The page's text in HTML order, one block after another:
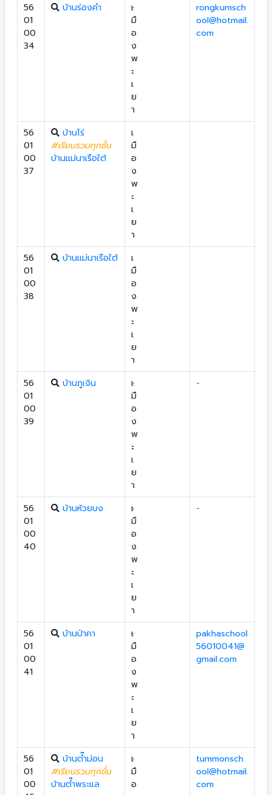
56
01
00
34
บ้านร่องคำ
เ
มื
อ
ง
พ
ะ
เ
ย
า
-
rongkumsch
ool@hotmail.
com
56
01
00
37
บ้านไร่
#เรียนรวมทุกชั้น
บ้านแม่นาเรือใต้
เ
มื
อ
ง
พ
ะ
เ
ย
า
56
01
00
38
บ้านแม่นาเรือใต้
เ
มื
อ
ง
พ
ะ
เ
ย
า
56
01
00
39
บ้านภูเงิน
เ
มื
อ
ง
พ
ะ
เ
ย
า
- -
56
01
00
40
บ้านห้วยบง
เ
มื
อ
ง
พ
ะ
เ
ย
า
- -
56
01
00
41
บ้านป่าคา
เ
มื
อ
ง
พ
ะ
เ
ย
า
-
pakhaschool
56010041@
gmail.com
56
01
00
บ้านต๊ำม่อน
#เรียนรวมทุกชั้น
บ้านต๊ำพระแล
เ
มื
อ
-
tummonsch
ool@hotmail.
com